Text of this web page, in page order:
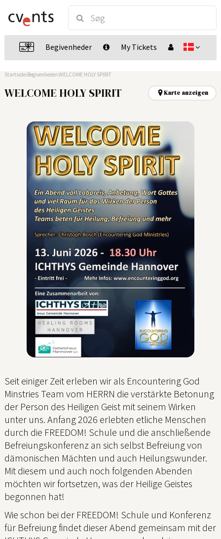
Begivenheder My Tickets
Startside Begivenheder WELCOME HOLY SPIRIT
WELCOME HOLY SPIRIT Karte anzeigen
Seit einiger Zeit erleben wir als Encountering God
Minstries Team vom HERRN die verstärkte Betonung
der Person des Heiligen Geist mit seinem Wirken
unter uns. Anfang 2026 erlebten etliche Menschen
durch die FREEDOM! Schule und die anschließende
Befreiungskonferenz an sich selbst Befreiung von
dämonischen Mächten und auch Heilungswunder.
Mit diesem und auch noch folgenden Abenden
möchten wir fortsetzen, was der Heilige Geistes
begonnen hat!
Wie schon bei der FREEDOM! Schule und Konferenz
für Befreiung findet dieser Abend gemeinsam mit der